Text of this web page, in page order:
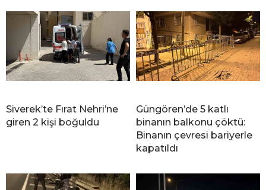
Siverek’te Fırat Nehri’ne
giren 2 kişi boğuldu
Güngören’de 5 katlı
binanın balkonu çöktü:
Binanın çevresi bariyerle
kapatıldı